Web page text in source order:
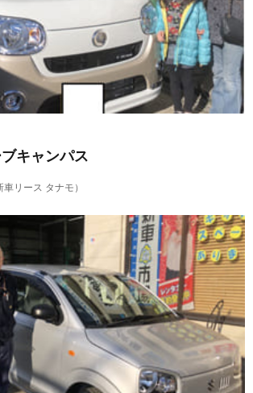
キャンパス
車リース タナモ）